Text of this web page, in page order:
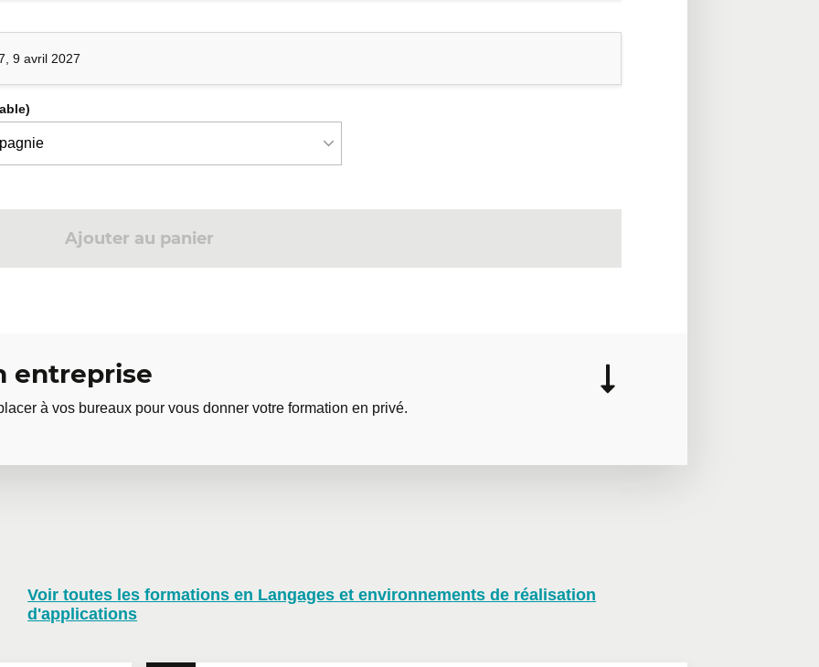
continue
9 avril 2027
Ajouter au panier
entreprise
à vos bureaux pour vous donner votre formation en privé.
en entreprise
formation? Que ce soit en présentiel dans vos bureaux ou à distance en mode virtuel, nous
votre équipe. Des tarifs de groupes sont disponibles.
Voir toutes les formations en Langages et environnements de réalisation
d'applications